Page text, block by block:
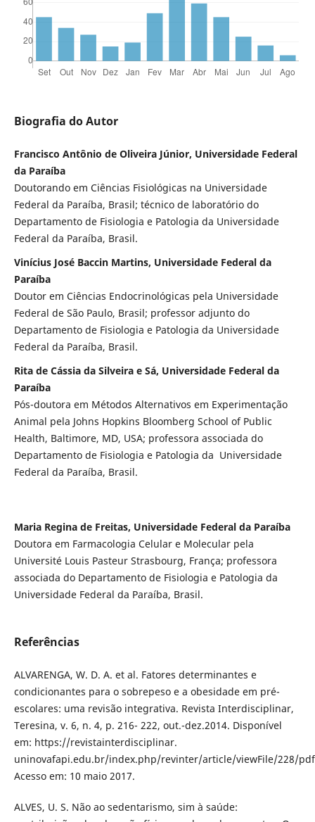
Biografia do Autor
Francisco Antônio de Oliveira Júnior, Universidade Federal
da Paraíba
Doutorando em Ciências Fisiológicas na Universidade
Federal da Paraíba, Brasil; técnico de laboratório do
Departamento de Fisiologia e Patologia da Universidade
Federal da Paraíba, Brasil.
Vinícius José Baccin Martins, Universidade Federal da
Paraíba
Doutor em Ciências Endocrinológicas pela Universidade
Federal de São Paulo, Brasil; professor adjunto do
Departamento de Fisiologia e Patologia da Universidade
Federal da Paraíba, Brasil.
Rita de Cássia da Silveira e Sá, Universidade Federal da
Paraíba
Pós-doutora em Métodos Alternativos em Experimentação
Animal pela Johns Hopkins Bloomberg School of Public
Health, Baltimore, MD, USA; professora associada do
Departamento de Fisiologia e Patologia da Universidade
Federal da Paraíba, Brasil.
Maria Regina de Freitas, Universidade Federal da Paraíba
Doutora em Farmacologia Celular e Molecular pela
Université Louis Pasteur Strasbourg, França; professora
associada do Departamento de Fisiologia e Patologia da
Universidade Federal da Paraíba, Brasil.
Referências
ALVARENGA, W. D. A. et al. Fatores determinantes e
condicionantes para o sobrepeso e a obesidade em pré-
escolares: uma revisão integrativa. Revista Interdisciplinar,
Teresina, v. 6, n. 4, p. 216- 222, out.-dez.2014. Disponível
em: https://revistainterdisciplinar.
uninovafapi.edu.br/index.php/revinter/article/viewFile/228/
Acesso em: 10 maio 2017.
ALVES, U. S. Não ao sedentarismo, sim à saúde: